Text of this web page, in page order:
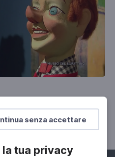
senza accettare
tua privacy
Benedetto Ravasio